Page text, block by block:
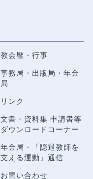
教会暦・行事
事務局・出版局・年金
局
リンク
文書・資料集 申請書等
ダウンロードコーナー
年金局・
「隠退教師を
支える運動」通信
お問い合わせ